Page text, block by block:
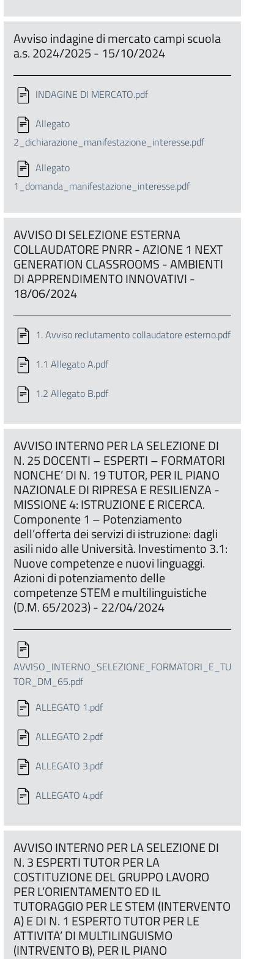
Avviso indagine di mercato campi scuola
a.s. 2024/2025 - 15/10/2024
INDAGINE DI MERCATO.pdf
Allegato
2_dichiarazione_manifestazione_interesse.pdf
Allegato
1_domanda_manifestazione_interesse.pdf
AVVISO DI SELEZIONE ESTERNA
COLLAUDATORE PNRR - AZIONE 1 NEXT
GENERATION CLASSROOMS - AMBIENTI
DI APPRENDIMENTO INNOVATIVI -
18/06/2024
1. Avviso reclutamento collaudatore esterno.pdf
1.1 Allegato A.pdf
1.2 Allegato B.pdf
AVVISO INTERNO PER LA SELEZIONE DI
N. 25 DOCENTI – ESPERTI – FORMATORI
NONCHE’ DI N. 19 TUTOR, PER IL PIANO
NAZIONALE DI RIPRESA E RESILIENZA -
MISSIONE 4: ISTRUZIONE E RICERCA.
Componente 1 – Potenziamento
dell’offerta dei servizi di istruzione: dagli
asili nido alle Università. Investimento 3.1:
Nuove competenze e nuovi linguaggi.
Azioni di potenziamento delle
competenze STEM e multilinguistiche
(D.M. 65/2023) - 22/04/2024
AVVISO_INTERNO_SELEZIONE_FORMATORI_E_TU
TOR_DM_65.pdf
ALLEGATO 1.pdf
ALLEGATO 2.pdf
ALLEGATO 3.pdf
ALLEGATO 4.pdf
AVVISO INTERNO PER LA SELEZIONE DI
N. 3 ESPERTI TUTOR PER LA
COSTITUZIONE DEL GRUPPO LAVORO
PER L’ORIENTAMENTO ED IL
TUTORAGGIO PER LE STEM (INTERVENTO
A) E DI N. 1 ESPERTO TUTOR PER LE
ATTIVITA’ DI MULTILINGUISMO
(INTRVENTO B), PER IL PIANO